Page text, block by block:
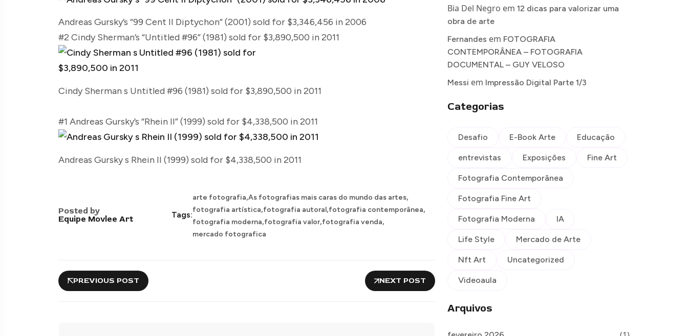
Andreas Gursky’s “99 Cent II Diptychon” (2001) sold for $3,346,456 in 2006
#2 Cindy Sherman’s “Untitled #96” (1981) sold for $3,890,500 in 2011
Cindy Sherman s Untitled #96 (1981) sold for $3,890,500 in 2011
#1 Andreas Gursky’s “Rhein II” (1999) sold for $4,338,500 in 2011
Andreas Gursky s Rhein II (1999) sold for $4,338,500 in 2011
Posted by
Equipe Movlee Art
Tags:
arte fotografia,As fotografias mais caras do mundo das artes,
fotografia artística,fotografia autoral,fotografia contemporânea,
fotografia moderna,fotografia valor,fotografia venda,
mercado fotografica
PREVIOUS POST NEXT POST
Bia Del Negro em 12 dicas para valorizar uma
obra de arte
Fernandes em FOTOGRAFIA
CONTEMPORÂNEA – FOTOGRAFIA
DOCUMENTAL – GUY VELOSO
Messi em Impressão Digital Parte 1/3
Categorias
Desafio E-Book Arte Educação
entrevistas Exposições Fine Art
Fotografia Contemporânea
Fotografia Fine Art
Fotografia Moderna IA
Life Style Mercado de Arte
Nft Art Uncategorized
Videoaula
Arquivos